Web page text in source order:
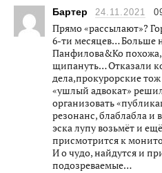
Бартер 24.11.2021
Прямо «рассылают»?
6-ти месяцев… Больше
Панфилова&Ко похожа,
щипануть… Отказали
дела,прокурорские
«ушлый адвокат»
организовать
резонанс, блаблабла и
эска лупу возьмёт и
присмотрится к
И о чудо, найдутся и
подозреваемые…